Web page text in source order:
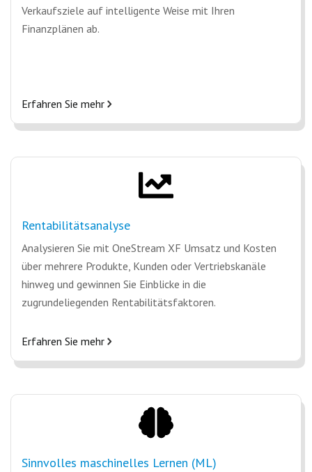
Verkaufsziele auf intelligente Weise mit Ihren
Finanzplänen ab.
Erfahren Sie mehr
Rentabilitätsanalyse
Analysieren Sie mit OneStream XF Umsatz und Kosten
über mehrere Produkte, Kunden oder Vertriebskanäle
hinweg und gewinnen Sie Einblicke in die
zugrundeliegenden Rentabilitätsfaktoren.
Erfahren Sie mehr
Sinnvolles maschinelles Lernen (ML)